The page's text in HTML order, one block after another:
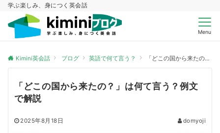
学ぶ楽しみ、身につく英会話
Menu
Kimini英会話 ブログ 英語で何て言う？ 「どこの国から来たの？」は何て言う？例文で解説
「どこの国から来たの？」は何て言う？例文
で解説
2025年8月18日 domyoji